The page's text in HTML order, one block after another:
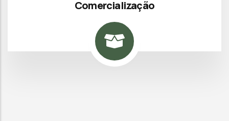
Comercialização